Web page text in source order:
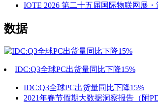
IOTE 2026 第二十五届国际物联网展
数据
IDC:Q3全球PC出货量同比下降15%
IDC:Q3全球PC出货量同比下降15%
2021年春节假期大数据洞察报告（附